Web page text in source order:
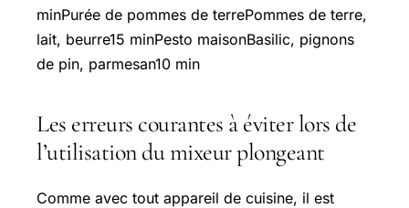
minPurée de pommes de terrePommes de terre,
lait, beurre15 minPesto maisonBasilic, pignons
de pin, parmesan10 min
Les erreurs courantes à éviter lors de
l’utilisation du mixeur plongeant
Comme avec tout appareil de cuisine, il est